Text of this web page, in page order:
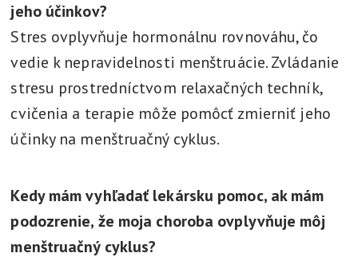
jeho účinkov?
Stres ovplyvňuje hormonálnu rovnováhu, čo
vedie k nepravidelnosti menštruácie. Zvládanie
stresu prostredníctvom relaxačných techník,
cvičenia a terapie môže pomôcť zmierniť jeho
účinky na menštruačný cyklus.
Kedy mám vyhľadať lekársku pomoc, ak mám
podozrenie, že moja choroba ovplyvňuje môj
menštruačný cyklus?